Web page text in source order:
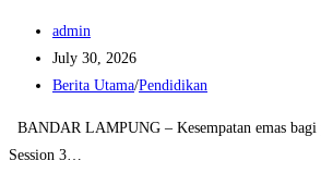
Biru
Post
author:
admin
Post
published:
July 30, 2026
Post
Berita Utama/Pendidikan
BANDAR LAMPUNG – Kesempatan emas bagi
Session 3…